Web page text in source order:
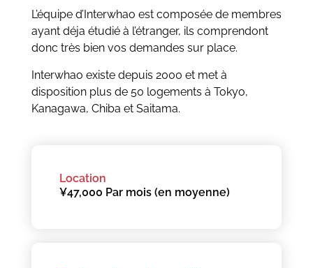
L’équipe d’Interwhao est composée de membres
ayant déja étudié à l’étranger, ils comprendont
donc très bien vos demandes sur place.
Interwhao existe depuis 2000 et met à
disposition plus de 50 logements à Tokyo,
Kanagawa, Chiba et Saitama.
Location
¥47,000 Par mois (en moyenne)